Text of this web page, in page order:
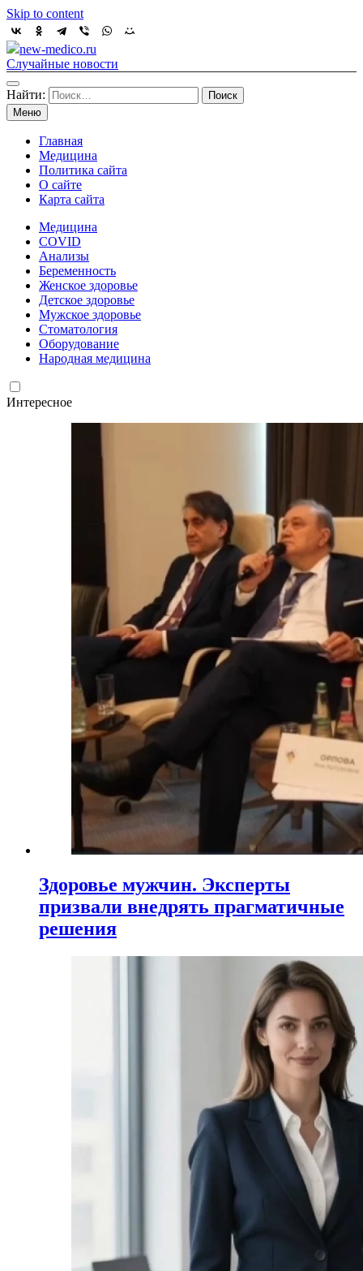
Skip to content
new-medico.ru
Случайные новости
Найти:
Меню
Главная
Медицина
Политика сайта
О сайте
Карта сайта
Медицина
COVID
Анализы
Беременность
Женское здоровье
Детское здоровье
Мужское здоровье
Стоматология
Оборудование
Народная медицина
Интересное
Здоровье мужчин. Эксперты
призвали внедрять прагматичные
решения